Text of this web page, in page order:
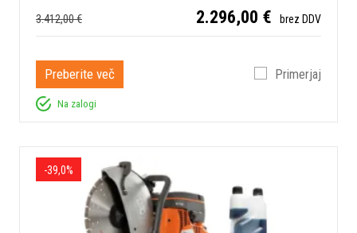
3.412,00 € 2.296,00 € brez DDV
Preberite več Primerjaj
Na zalogi
-39,0%